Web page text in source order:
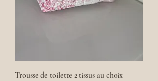
Trousse de toilette 2 tissus au choix